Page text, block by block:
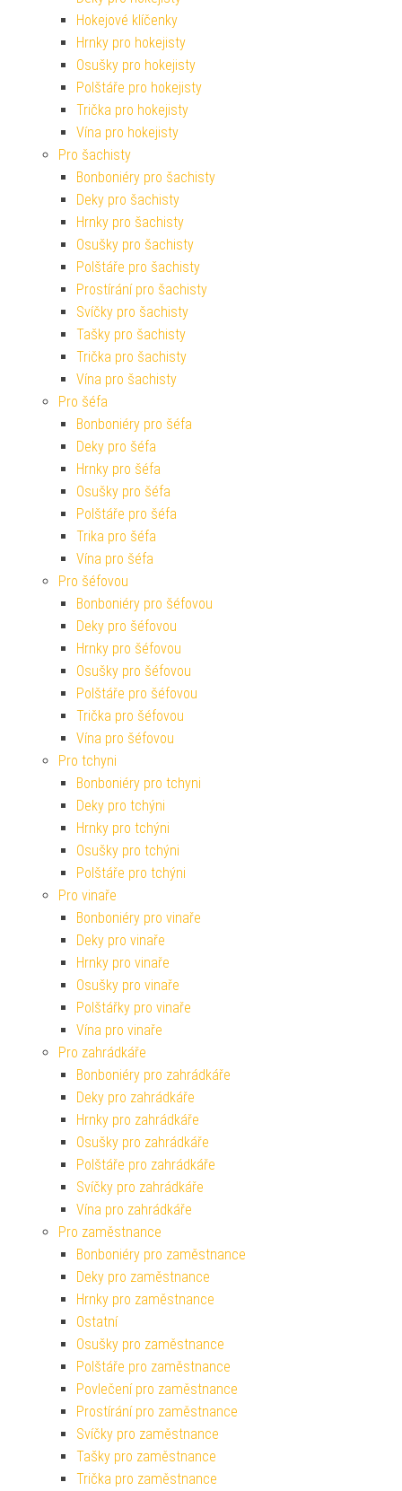
Hokejové klíčenky
Hrnky pro hokejisty
Osušky pro hokejisty
Polštáře pro hokejisty
Trička pro hokejisty
Vína pro hokejisty
Pro šachisty
Bonboniéry pro šachisty
Deky pro šachisty
Hrnky pro šachisty
Osušky pro šachisty
Polštáře pro šachisty
Prostírání pro šachisty
Svíčky pro šachisty
Tašky pro šachisty
Trička pro šachisty
Vína pro šachisty
Pro šéfa
Bonboniéry pro šéfa
Deky pro šéfa
Hrnky pro šéfa
Osušky pro šéfa
Polštáře pro šéfa
Trika pro šéfa
Vína pro šéfa
Pro šéfovou
Bonboniéry pro šéfovou
Deky pro šéfovou
Hrnky pro šéfovou
Osušky pro šéfovou
Polštáře pro šéfovou
Trička pro šéfovou
Vína pro šéfovou
Pro tchyni
Bonboniéry pro tchyni
Deky pro tchýni
Hrnky pro tchýni
Osušky pro tchýni
Polštáře pro tchýni
Pro vinaře
Bonboniéry pro vinaře
Deky pro vinaře
Hrnky pro vinaře
Osušky pro vinaře
Polštářky pro vinaře
Vína pro vinaře
Pro zahrádkáře
Bonboniéry pro zahrádkáře
Deky pro zahrádkáře
Hrnky pro zahrádkáře
Osušky pro zahrádkáře
Polštáře pro zahrádkáře
Svíčky pro zahrádkáře
Vína pro zahrádkáře
Pro zaměstnance
Bonboniéry pro zaměstnance
Deky pro zaměstnance
Hrnky pro zaměstnance
Ostatní
Osušky pro zaměstnance
Polštáře pro zaměstnance
Povlečení pro zaměstnance
Prostírání pro zaměstnance
Svíčky pro zaměstnance
Tašky pro zaměstnance
Trička pro zaměstnance